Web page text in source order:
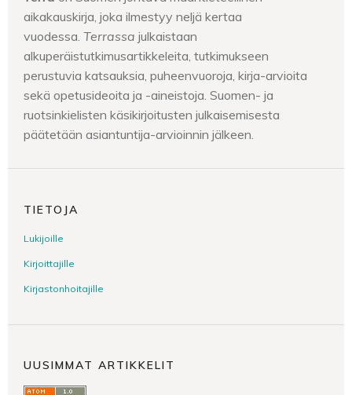
aikakauskirja, joka ilmestyy neljä kertaa
vuodessa. Terrassa julkaistaan
alkuperäistutkimusartikkeleita, tutkimukseen
perustuvia katsauksia, puheenvuoroja, kirja-arvioita
sekä opetusideoita ja -aineistoja. Suomen- ja
ruotsinkielisten käsikirjoitusten julkaisemisesta
päätetään asiantuntija-arvioinnin jälkeen.
TIETOJA
Lukijoille
Kirjoittajille
Kirjastonhoitajille
UUSIMMAT ARTIKKELIT